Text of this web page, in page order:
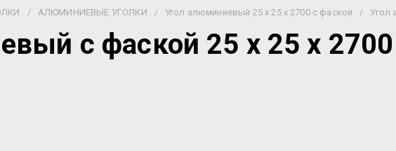
/ АЛЮМИНИЕВЫЕ УГОЛКИ / Угол алюминиевый 25 х 25 х 2700 с фаской / Угол
с фаской 25 х 25 х